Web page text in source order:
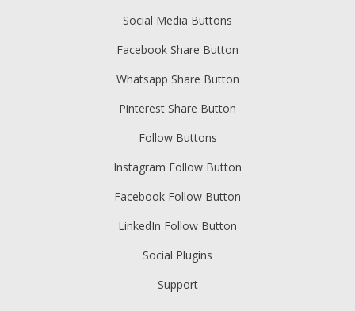
Social Media Buttons
Facebook Share Button
Whatsapp Share Button
Pinterest Share Button
Follow Buttons
Instagram Follow Button
Facebook Follow Button
LinkedIn Follow Button
Social Plugins
Support